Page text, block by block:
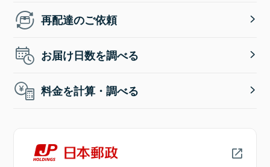
再配達のご依頼
お届け日数を調べる
料金を計算・調べる